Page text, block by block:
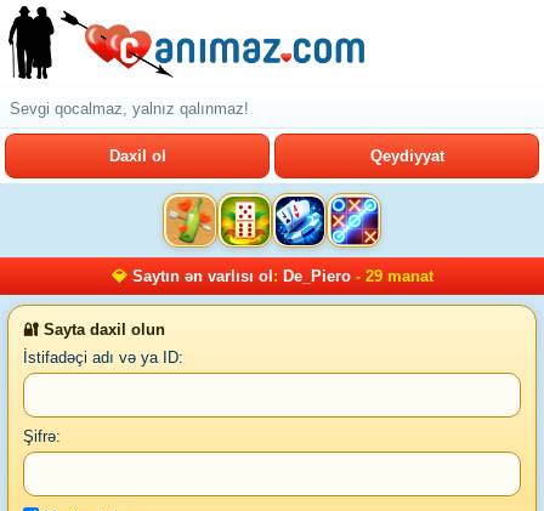
Sevgi qocalmaz, yalnız qalınmaz!
Daxil ol Qeydiyyat
💎 Saytın ən varlısı ol : De_Piero- 29 manat
🔐 Sayta daxil olun
İstifadəçi adı və ya ID:
Şifrə: